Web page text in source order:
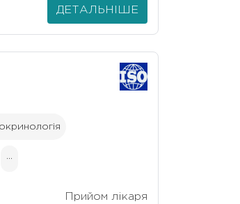
ДЕТАЛЬНІШЕ
···
Прийом лікаря